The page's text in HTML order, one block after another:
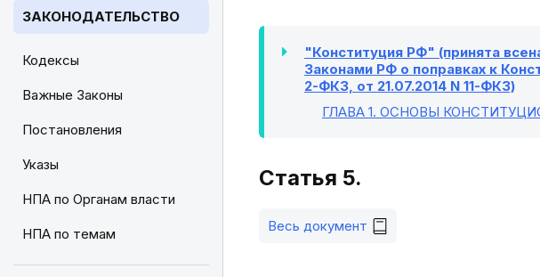
ЗАКОНОДАТЕЛЬСТВО
Кодексы
Важные Законы
Постановления
Указы
НПА по Органам власти
НПА по темам
"Конституция РФ" (принята
Законами РФ о поправках к
2-ФКЗ, от 21.07.2014 N 11-ФКЗ)
ГЛАВА 1. ОСНОВЫ
Статья 5.
Весь документ